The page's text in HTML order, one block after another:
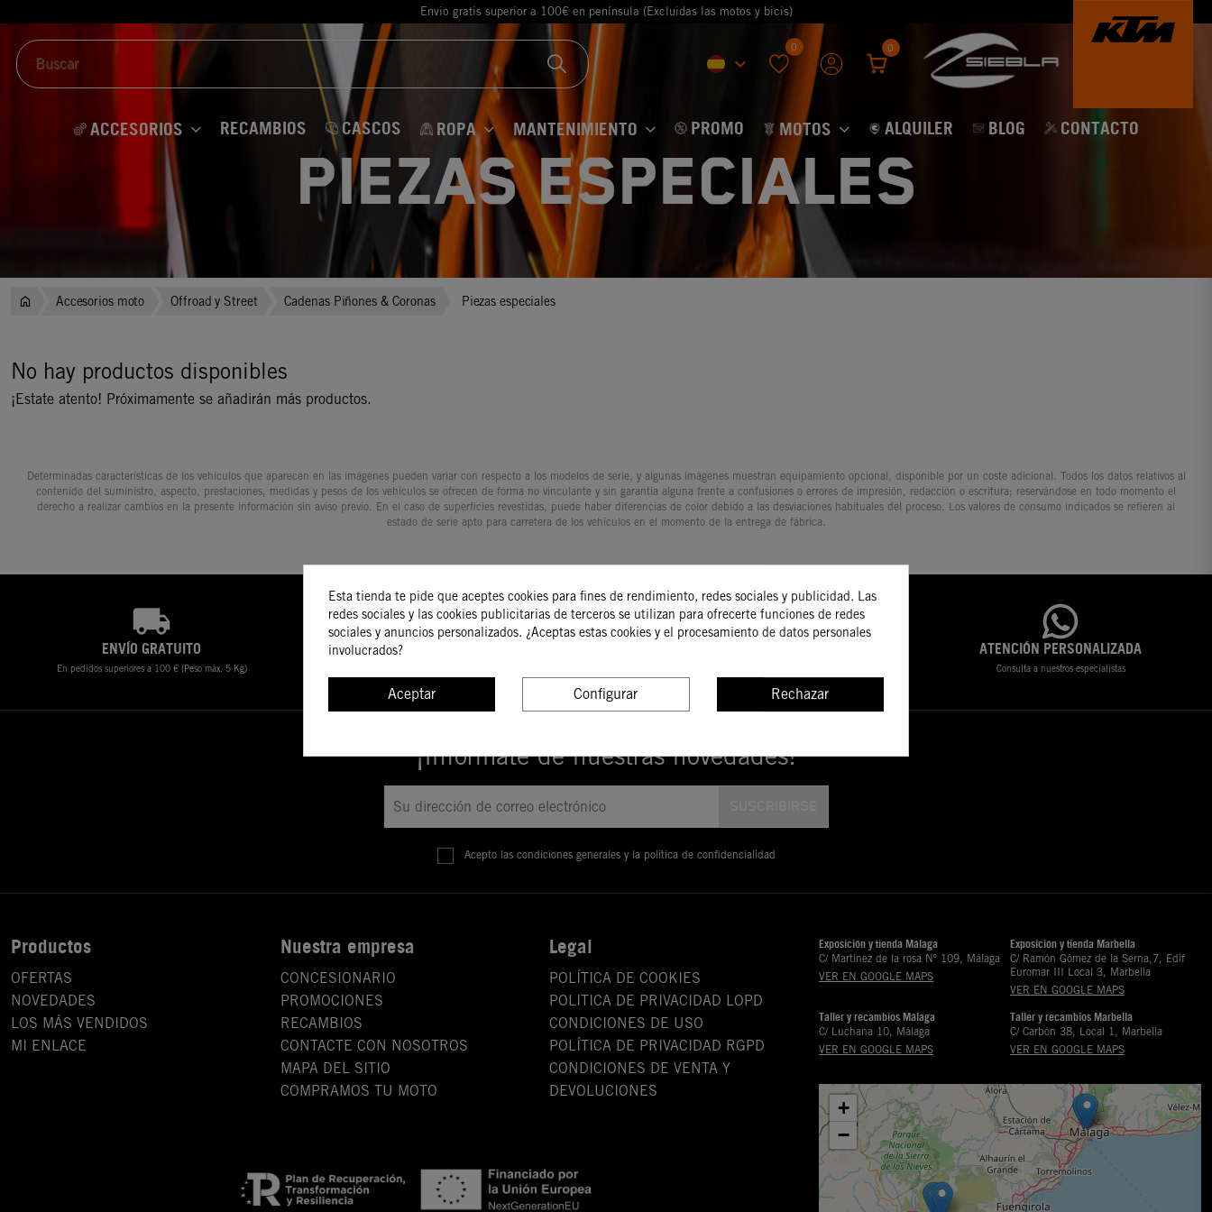
Envio gratis superior a 100€ en península (Excluidas las motos y bicis)
keyboard_arrow_down
0 0
ACCESORIOS RECAMBIOS CASCOS ROPA MANTENIMIENTO PROMO MOTOS ALQUILER BLOG CONTACTO
Piezas especiales
Accesorios moto Offroad y Street Cadenas Piñones & Coronas Piezas especiales
No hay productos disponibles
¡Estate atento! Próximamente se añadirán más productos.
Determinadas características de los vehículos que aparecen en las imágenes pueden variar con respecto a los modelos de serie, y algunas imágenes muestran equipamiento opcional, disponible por un coste adicional. Todos los datos relativos al
contenido del suministro, aspecto, prestaciones, medidas y pesos de los vehículos se ofrecen de forma no vinculante y sin garantía alguna frente a confusiones o errores de impresión, redacción o escritura; reservándose en todo momento el
derecho a realizar cambios en la presente información sin aviso previo. En el caso de superficies revestidas, puede haber diferencias de color debido a las desviaciones habituales del proceso. Los valores de consumo indicados se refieren al
estado de serie apto para carretera de los vehículos en el momento de la entrega de fábrica.
ENVÍO GRATUITO
En pedidos superiores a 100 € (Peso máx. 5 Kg)
POLÍTICA DE DEVOLUCIONES ÚLTIMAS NOVEDADES ATENCIÓN PERSONALIZADA
Consulta a nuestros especialistas
¡Infórmate de nuestras novedades!
Acepto las condiciones generales y la política de confidencialidad
Productos
OFERTAS
NOVEDADES
LOS MÁS VENDIDOS
MI ENLACE
Nuestra empresa
CONCESIONARIO
PROMOCIONES
RECAMBIOS
CONTACTE CON NOSOTROS
MAPA DEL SITIO
COMPRAMOS TU MOTO
Legal
POLÍTICA DE COOKIES
POLITICA DE PRIVACIDAD LOPD
CONDICIONES DE USO
POLÍTICA DE PRIVACIDAD RGPD
CONDICIONES DE VENTA Y
DEVOLUCIONES
Exposición y tienda Málaga
C/ Martinez de la rosa Nº 109, Málaga
VER EN GOOGLE MAPS
Exposición y tienda Marbella
C/ Ramón Gómez de la Serna,7, Edif
Euromar III Local 3, Marbella
VER EN GOOGLE MAPS
Taller y recambios Málaga
C/ Luchana 10, Málaga
VER EN GOOGLE MAPS
Taller y recambios Marbella
C/ Carbón 38, Local 1, Marbella
VER EN GOOGLE MAPS
+
−
Esta tienda te pide que aceptes cookies para fines de rendimiento, redes sociales y publicidad. Las
redes sociales y las cookies publicitarias de terceros se utilizan para ofrecerte funciones de redes
sociales y anuncios personalizados. ¿Aceptas estas cookies y el procesamiento de datos personales
involucrados?
Aceptar Configurar Rechazar